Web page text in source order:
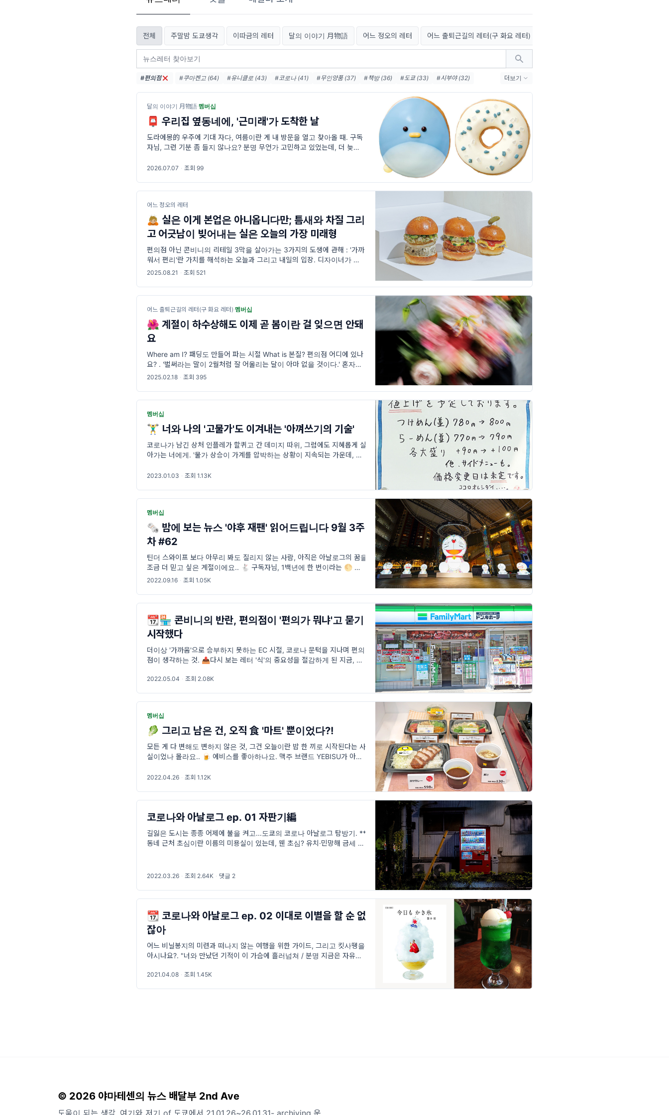
전체 주말밤 도쿄생각 이따금의 레터 달의 이야기 月物語 어느 정오의 레터 어느 출퇴근길의 레터(구 화요 레터)
#편의점 #쿠마켄고 (64) #유니클로 (43) #코로나 (41) #무인양품 (37) #책방 (36) #도쿄 (33)
#시부야 (32)
#사카모토류이치 (21)
더보기
달의 이야기 月物語·멤버십
📮 우리집 옆동네에, '근미래'가 도착한 날
도라에몽的 우주에 기대 자다, 여름이란 게 내 방문을 열고 찾아올 때. 구독
자님, 그런 기분 좀 들지 않나요? 분명 무언가 고민하고 있었는데, 더 늦지
잊어버린 것 같은
2026.07.07 · 조회 99
어느 정오의 레터
🙇🏼 실은 이게 본업은 아니옵니다만; 틈새와 차질 그리
고 어긋남이 빚어내는 실은 오늘의 가장 미래형
편의점 아닌 콘비니의 리테일 3막을 살아가는 3가지의 도생에 관해 : '가까
워서 편리'란 가치를 해석하는 오늘과 그리고 내일의 입장. 디자이너가 직접
프린트한 이유로 어긋남이나 글자가 삐뚤한 부분 등 개체간에 차이가 있는
2025.08.21 · 조회 521
어느 출퇴근길의 레터(구 화요 레터)·멤버십
🌺 계절이 하수상해도 이제 곧 봄이란 걸 잊으면 안돼
요
Where am I? 패딩도 만들어 파는 시절 What is 본질? 편의점 어디에 있나
요? . '벌써라는 말이 2월처럼 잘 어울리는 달이 아마 없을 것이다.' 혼자만
28일. 한 달이라면 보통 30일을 기준으로 계산되기도 하는데 그도 채우지
2025.02.18 · 조회 395
멤버십
🏋️‍♂️ 너와 나의 '고물가'도 이겨내는 '아껴쓰기의 기술'
코로나가 남긴 상처 인플레가 할퀴고 간 데미지 따위, 그럼에도 지혜롭게 살
아가는 너에게. '물가 상승이 가계를 압박하는 상황이 지속되는 가운데, 종업
한다.'
2023.01.03 · 조회 1.13K
멤버십
🗞️ 밤에 보는 뉴스 '야후 재팬' 읽어드립니다 9월 3주
차 #62
틴더 스와이프 보다 아무리 봐도 질리지 않는 사람, 아직은 아날로그의 꿈을
조금 더 믿고 싶은 계절이에요.. 🐇 구독자님, 1백년에 한 번이라는 🌕 가장
완벽에 가까운 보름달, 보았나요? 저는 아마 혼자였다면 나서지 않았을 밤
2022.09.16 · 조회 1.05K
📆🏪 콘비니의 반란, 편의점이 '편의가 뭐냐'고 묻기
시작했다
더이상 '가까움'으로 승부하지 못하는 EC 시절, 코로나 문턱을 지나며 편의
점이 생각하는 것. 📤다시 보는 레터 '식'의 중요성을 절감하게 된 지금, 새
트해지는 콘비니. 지난 5월의 이야기입니다
2022.05.04 · 조회 2.08K
멤버십
🥬 그리고 남은 건, 오직 食 '마트' 뿐이었다?!
모든 게 다 변해도 변하지 않은 것, 그건 오늘이란 밥 한 끼로 시작된다는 사
실이었나 몰라요.. 🍺 에비스를 좋아하나요. 맥주 브랜드 YEBISU가 아닌,
인적으로도 가장 세련된 동네 중 한 곳이라 생
2022.04.26 · 조회 1.12K
코로나와 아날로그 ep. 01 자판기編
길잃은 도시는 종종 어제에 불을 켜고...도쿄의 코로나 아날로그 탐방기. **
동네 근처 초심이란 이름의 미용실이 있는데, 웬 초심? 유치·민망해 금세 고
2022.03.26 · 조회 2.64K · 댓글 2
📆 코로나와 아날로그 ep. 02 이대로 이별을 할 순 없
잖아
어느 비닐봉지의 미련과 떠나지 않는 여행을 위한 가이드, 그리고 킷사뗑을
아시나요?. "너와 만났던 기적이 이 가슴에 흘러넘쳐 / 분명 지금은 자유롭게
어줬으면 좋겠어." 이번 주는 스피
2021.04.08 · 조회 1.45K
© 2026 야마테센의 뉴스 배달부 2nd Ave
도움이 되는 생각, 여기와 저기 of 도쿄에서 21.01.26~26.01.31- archiving 운